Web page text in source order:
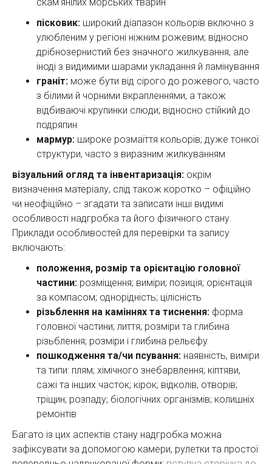
скам’янілих морських тварин
пісковик: широкий діапазон кольорів включно з
улюбленим у регіоні ніжним рожевим; відносно
дрібнозернистий без значного жилкування, але
іноді з видимими шарами укладання й ламінування
граніт: може бути від сірого до рожевого, часто
з білими й чорними вкрапленнями, а також
відбиваючі крупинки слюди; відносно стійкий до
подряпин
мармур: широке розмаїття кольорів; дуже тонкої
структури, часто з виразним жилкуванням
візуальний огляд та інвентаризація: окрім
визначення матеріалу, слід також коротко – офіційно
чи неофіційно – згадати та записати інші видимі
особливості надгробка та його фізичного стану.
Приклади особливостей для перевірки та запису
включають:
положення, розмір та орієнтацію головної
частини: розміщення; виміри; позиція; орієнтація
за компасом; однорідність; цілісність
різьблення на каміннях та тиснення: форма
головної частини; лиття; розміри та глибина
різьблення; розміри і глибина рельєфу
пошкодження та/чи псування: наявність, виміри
та типи: плям; хімічного знебарвлення; кіптяви,
сажі та інших часток; кірок; відколів, отворів;
тріщин; розпаду; біологічних організмів; колишніх
ремонтів
Багато із цих аспектів стану надгробка можна
зафіксувати за допомогою камери, рулетки та простої